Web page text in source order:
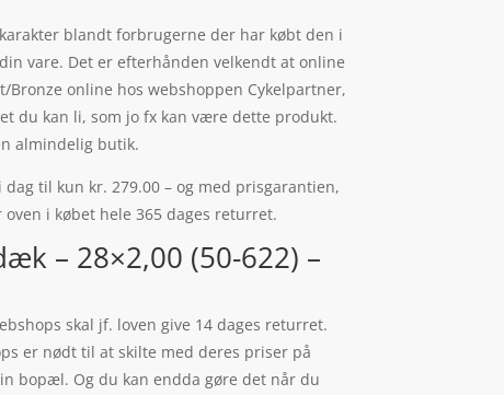
blandt forbrugerne der har købt den i
vare. Det er efterhånden velkendt at online
Bronze online hos webshoppen Cykelpartner,
du kan li, som jo fx kan være dette produkt.
almindelig butik.
dag til kun kr. 279.00 – og med prisgarantien,
i købet hele 365 dages returret.
– 28×2,00 (50-622) –
skal jf. loven give 14 dages returret.
er nødt til at skilte med deres priser på
bopæl. Og du kan endda gøre det når du